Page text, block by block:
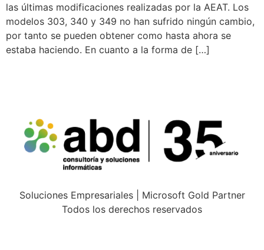
las últimas modificaciones realizadas por la AEAT. Los
modelos 303, 340 y 349 no han sufrido ningún cambio,
por tanto se pueden obtener como hasta ahora se
estaba haciendo. En cuanto a la forma de […]
Soluciones Empresariales | Microsoft Gold Partner
Todos los derechos reservados